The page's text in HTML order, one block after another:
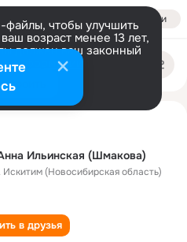
Войти
чтобы улучшить
возраст менее 13 лет,
должен ваш законный
информации
Ильинская (Шмакова)
Искитим (Новосибирская область)
в друзья